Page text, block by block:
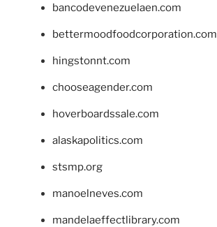
bancodevenezuelaen.com
bettermoodfoodcorporation.com
hingstonnt.com
chooseagender.com
hoverboardssale.com
alaskapolitics.com
stsmp.org
manoelneves.com
mandelaeffectlibrary.com